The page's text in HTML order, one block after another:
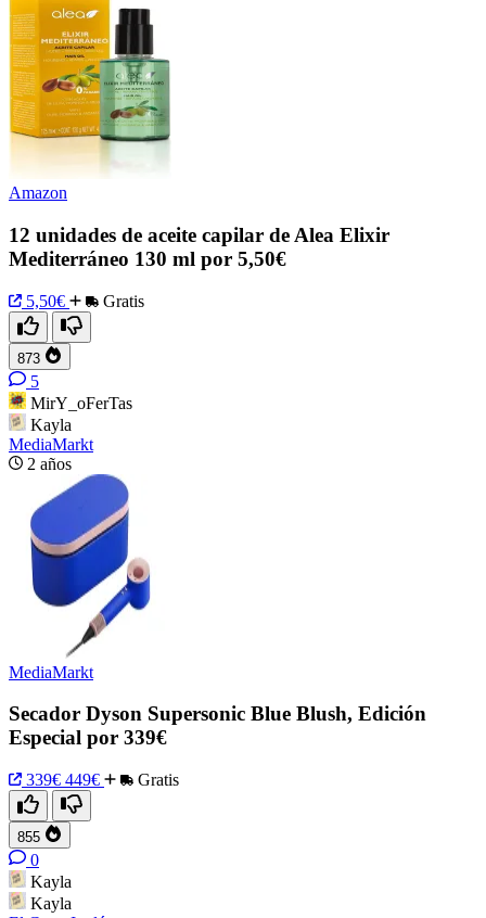
Amazon
12 unidades de aceite capilar de Alea Elixir
Mediterráneo 130 ml por 5,50€
5,50€ Gratis
873
5
MirY_oFerTas
Kayla
MediaMarkt
2 años
MediaMarkt
Secador Dyson Supersonic Blue Blush, Edición
Especial por 339€
339€ 449€ Gratis
855
0
Kayla
Kayla